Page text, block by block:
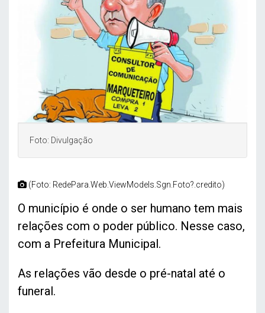
Foto: Divulgação
(Foto: RedePara.Web.ViewModels.Sgn.Foto?.credito)
O município é onde o ser humano tem mais
relações com o poder público. Nesse caso,
com a Prefeitura Municipal.
As relações vão desde o pré-natal até o
funeral.